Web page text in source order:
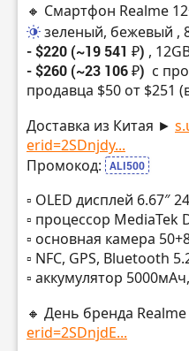
🔸 Смартфон Realme
зеленый, бежевый ,
- $220 (~19 541 ₽) ,
- $260 (~23 106 ₽) с
продавца $50 от $251
Доставка из Китая ►
erid=2SDnjdy...
Промокод:
ALI500
▫️ OLED дисплей 6.67″
▫️ процессор MediaTek
▫️ основная камера
▫️ NFC, GPS, Bluetooth
▫️ аккумулятор
🔸 День бренда
erid=2SDnjdE...